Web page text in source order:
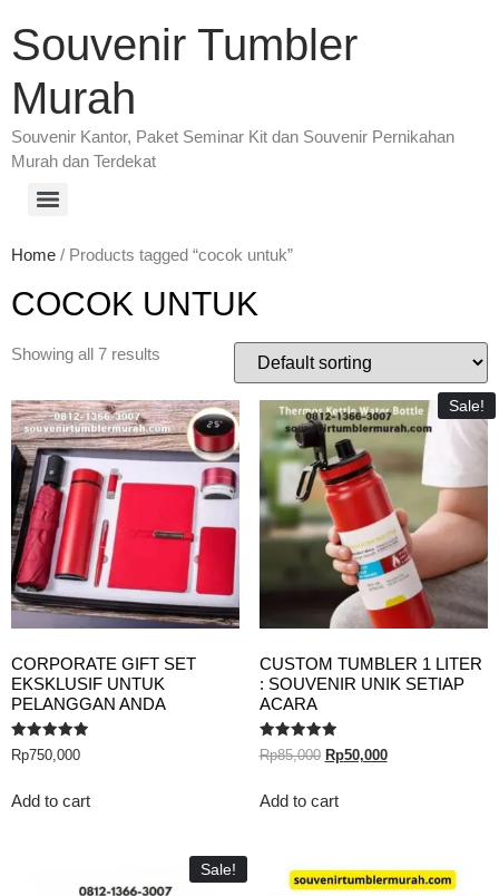
Souvenir Tumbler
Murah
Souvenir Kantor, Paket Seminar Kit dan Souvenir Pernikahan
Murah dan Terdekat
Home / Products tagged “cocok untuk”
COCOK UNTUK
Showing all 7 results
CORPORATE GIFT SET
EKSKLUSIF UNTUK
PELANGGAN ANDA
Rated
5.00
Rp750,000
Add to cart
Sale!
CUSTOM TUMBLER 1 LITER
: SOUVENIR UNIK SETIAP
ACARA
Rated
5.00
Rp85,000 Rp50,000
Add to cart
Sale!